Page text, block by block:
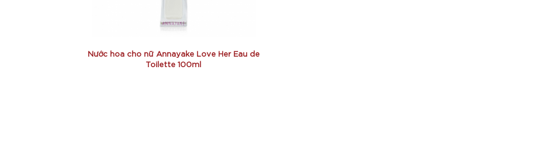
Nước hoa cho nữ Annayake Love Her Eau de
Toilette 100ml